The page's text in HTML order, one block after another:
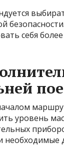
себя
уровень
необходимые